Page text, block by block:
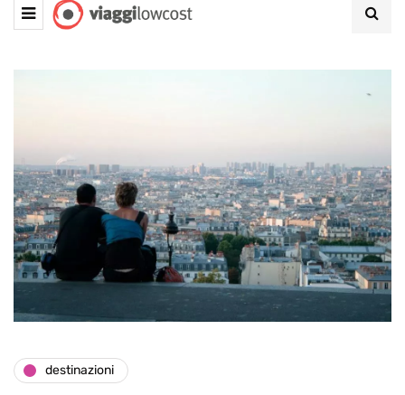
destinazioni